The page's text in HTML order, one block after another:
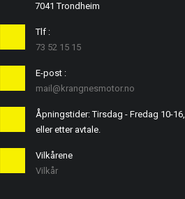
7041 Trondheim
Tlf :
73 52 15 15
E-post :
mail@krangnesmotor.no
Åpningstider: Tirsdag - Fredag 10-16,
eller etter avtale.
Vilkårene
Vilkår